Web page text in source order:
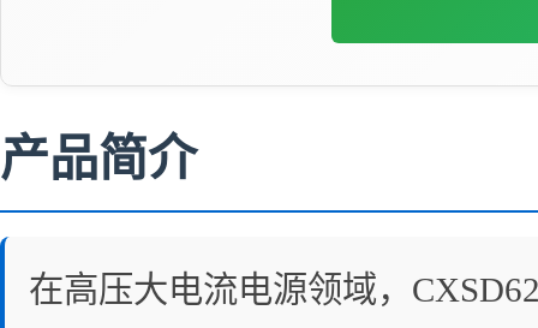
产品简介
在高压大电流电源领域，